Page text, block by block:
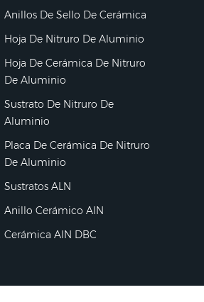
Anillos De Sello De Cerámica
Hoja De Nitruro De Aluminio
Hoja De Cerámica De Nitruro
De Aluminio
Sustrato De Nitruro De
Aluminio
Placa De Cerámica De Nitruro
De Aluminio
Sustratos ALN
Anillo Cerámico AlN
Cerámica AlN DBC